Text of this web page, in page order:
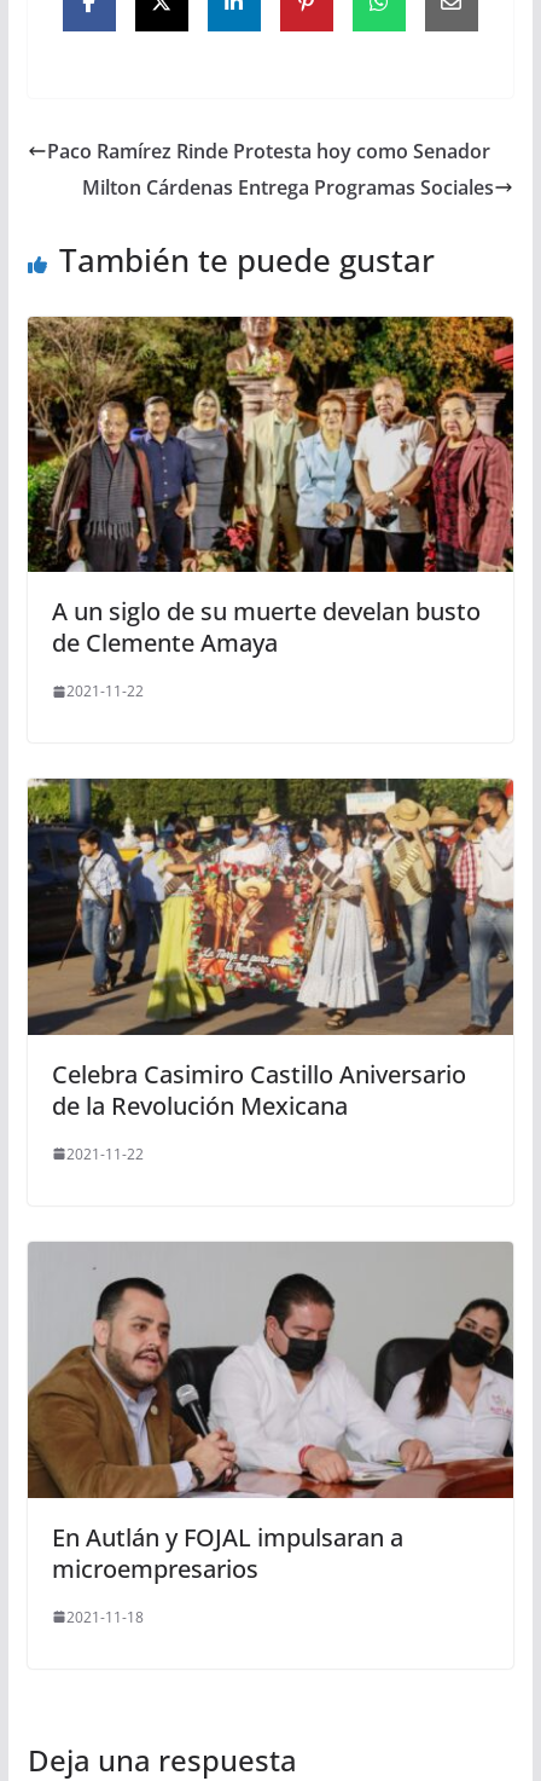
Paco Ramírez Rinde Protesta hoy como Senador
Milton Cárdenas Entrega Programas Sociales
También te puede gustar
A un siglo de su muerte develan busto
de Clemente Amaya
2021-11-22
Celebra Casimiro Castillo Aniversario
de la Revolución Mexicana
2021-11-22
En Autlán y FOJAL impulsaran a
microempresarios
2021-11-18
Deja una respuesta